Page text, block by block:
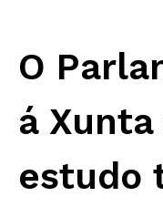
O
á
estudo